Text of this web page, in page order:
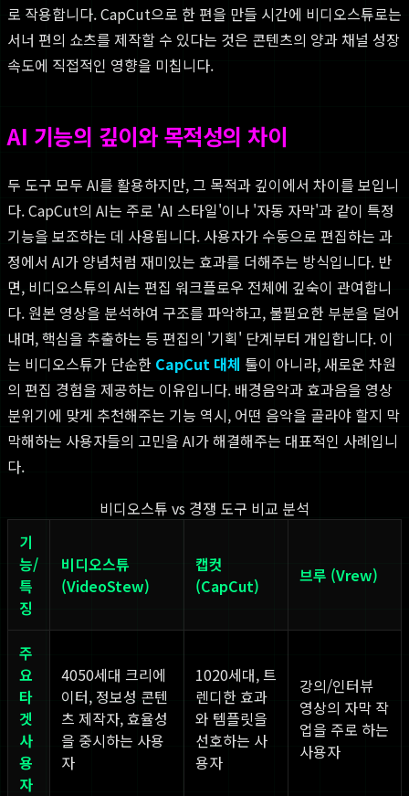
로 작용합니다. CapCut으로 한 편을 만들 시간에 비디오스튜로는
서너 편의 쇼츠를 제작할 수 있다는 것은 콘텐츠의 양과 채널 성장
속도에 직접적인 영향을 미칩니다.
AI 기능의 깊이와 목적성의 차이
두 도구 모두 AI를 활용하지만, 그 목적과 깊이에서 차이를 보입니
다. CapCut의 AI는 주로 'AI 스타일'이나 '자동 자막'과 같이 특정
기능을 보조하는 데 사용됩니다. 사용자가 수동으로 편집하는 과
정에서 AI가 양념처럼 재미있는 효과를 더해주는 방식입니다. 반
면, 비디오스튜의 AI는 편집 워크플로우 전체에 깊숙이 관여합니
다. 원본 영상을 분석하여 구조를 파악하고, 불필요한 부분을 덜어
내며, 핵심을 추출하는 등 편집의 '기획' 단계부터 개입합니다. 이
는 비디오스튜가 단순한 CapCut 대체 툴이 아니라, 새로운 차원
의 편집 경험을 제공하는 이유입니다. 배경음악과 효과음을 영상
분위기에 맞게 추천해주는 기능 역시, 어떤 음악을 골라야 할지 막
막해하는 사용자들의 고민을 AI가 해결해주는 대표적인 사례입니
다.
비디오스튜 vs 경쟁 도구 비교 분석
기
능/
특
징
비디오스튜
(VideoStew)
캡컷
(CapCut)
브루 (Vrew)
주
요
타
겟
사
용
자
4050세대 크리에
이터, 정보성 콘텐
츠 제작자, 효율성
을 중시하는 사용
자
1020세대, 트
렌디한 효과
와 템플릿을
선호하는 사
용자
강의/인터뷰
영상의 자막 작
업을 주로 하는
사용자